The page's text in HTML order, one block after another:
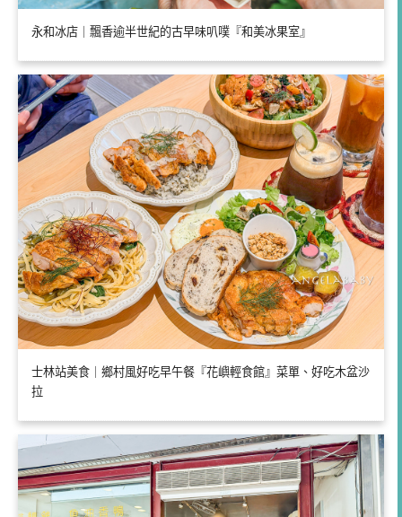
永和冰店｜飄香逾半世紀的古早味叭噗『和美冰果室』
士林站美食｜鄉村風好吃早午餐『花嶼輕食館』菜單、好吃木盆沙
拉